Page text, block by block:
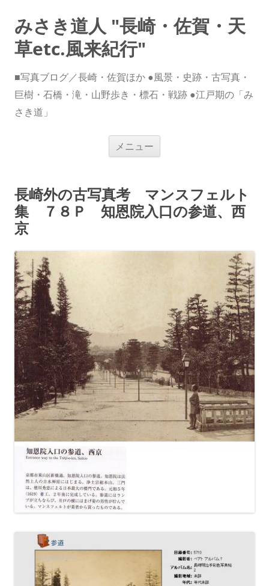
みさき道人 "長崎・佐賀・天
草etc.風来紀行"
■写真ブログ／長崎・佐賀ほか ●風景・史跡・古写真・
巨樹・石橋・滝・山野歩き・標石・戦跡 ●江戸期の「み
さき道」
メニュー
ス
キ
ッ
プ
長崎外の古写真考 マンスフェルト
集 ７８Ｐ 知恩院入口の参道、西
京